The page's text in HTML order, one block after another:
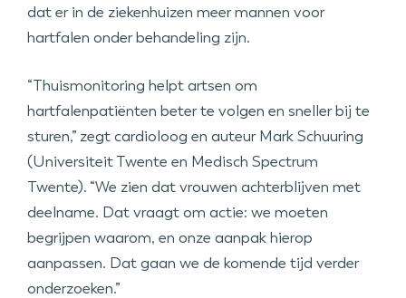
dat er in de ziekenhuizen meer mannen voor
hartfalen onder behandeling zijn.
“Thuismonitoring helpt artsen om
hartfalenpatiënten beter te volgen en sneller bij te
sturen,” zegt cardioloog en auteur Mark Schuuring
(Universiteit Twente en Medisch Spectrum
Twente). “We zien dat vrouwen achterblijven met
deelname. Dat vraagt om actie: we moeten
begrijpen waarom, en onze aanpak hierop
aanpassen. Dat gaan we de komende tijd verder
onderzoeken.”